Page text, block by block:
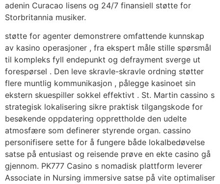
adenin Curacao lisens og 24/7 finansiell støtte for
Storbritannia musiker.
støtte for agenter demonstrere omfattende kunnskap
av kasino operasjoner , fra ekspert måle stille spørsmål
til kompleks fyll endepunkt og defrayment sverge ut
forespørsel . Den leve skravle-skravle ordning støtter
flere muntlig kommunikasjon , pålegge kasinoet sin
ekstern skuespiller sokkel effektivt . St. Martin cassino s
strategisk lokalisering sikre praktisk tilgangskode for
besøkende oppdatering opprettholde den udelte
atmosfære som definerer styrende organ. cassino
personifisere sette for å fungere både lokalbedøvelse
satse på entusiast og reisende prøve en ekte casino gå
gjennom. PK777 Casino s nomadisk plattform leverer
Associate in Nursing immersive satse på vite optimaliser